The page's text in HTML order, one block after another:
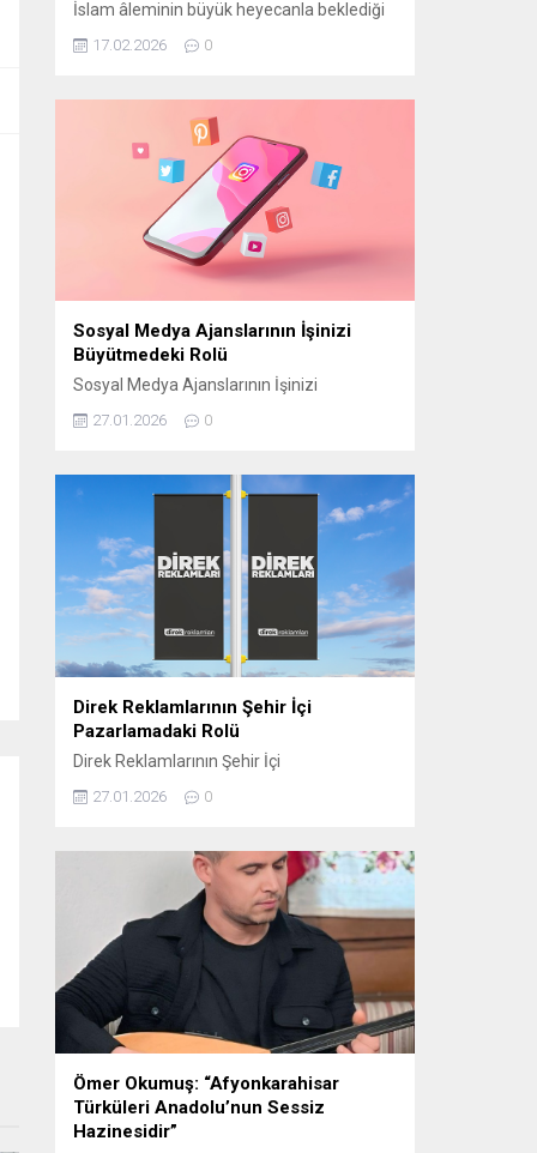
İslam âleminin büyük heyecanla beklediği
ekranlara taşınıyor. Kanal D, iftar saatlerinin
programıyla izleyiciyle buluşturmaya
hazırlanıyor. CAM STÜDYO KURULUYOR
“Bir Ramazan Akşamı” için
Cumhurbaşkanlığı Külliyesi yerleşkesinde
bulunan Beştepe Millet Camii avlusuna
özel bir cam stüdyo kuruluyor. Ramazana
özel tasarlanan...
17.02.2026 0
Sosyal Medya Ajanslarının İşinizi
Büyütmedeki Rolü
Sosyal Medya Ajanslarının İşinizi
Büyütmedeki Rolü Günümüzde sosyal
medya, işletmelerin hedef kitlelerine
geldi. Ancak bu başarıyı elde edebilmek için
doğru stratejilerin belirlenmesi gerekir.
Sosyal medya ajansları, işletmelerin dijital
dünyada daha görünür olmasını sağlamak
ve markalarını doğru şekilde
konumlandırmak için kritik bir rol
oynamaktadır. Sosyal...
27.01.2026 0
Direk Reklamlarının Şehir İçi
Pazarlamadaki Rolü
Direk Reklamlarının Şehir İçi
pazarlama stratejilerinin etkili araçlarından
genellikle dikkat çekici ve etkili bir şekilde
konumlandırıldığı için yerel işletmelerden
büyük markalara kadar birçok farklı
sektörde tercih edilmektedir. Elektrik direği
reklamları, şehirlerin kalabalık ve yoğun
bölgelerinde, hareket halindeki kitlelere...
27.01.2026 0
Ömer Okumuş: “Afyonkarahisar
Türküleri Anadolu’nun Sessiz
Hazinesidir”